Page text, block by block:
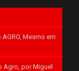
Mesmo em
Agro, por Miguel